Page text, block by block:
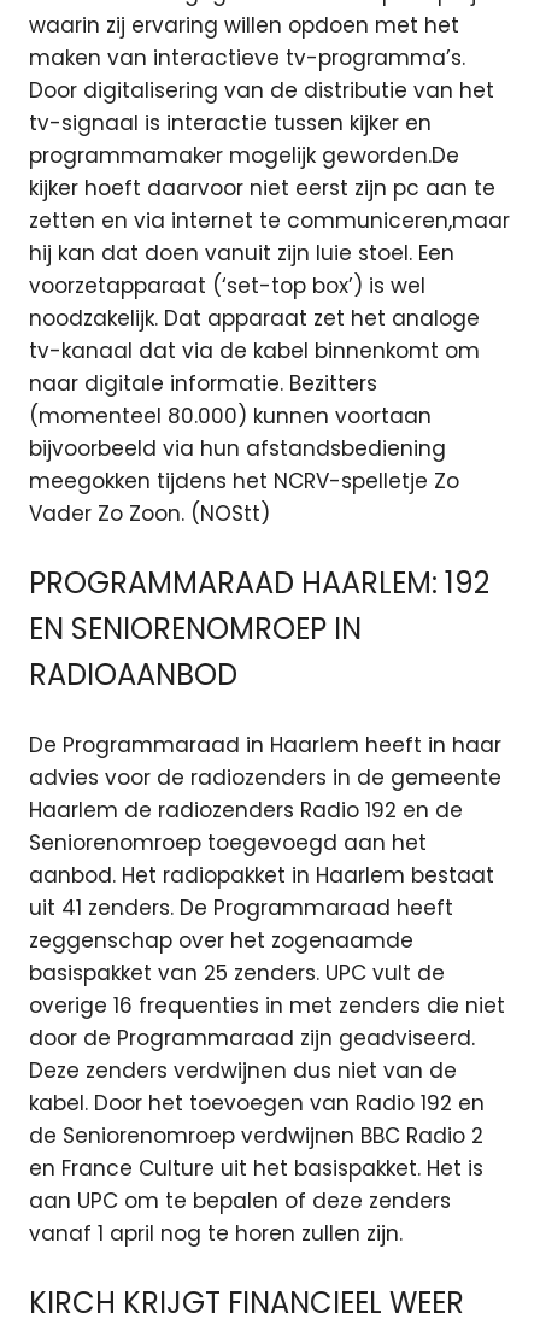
waarin zij ervaring willen opdoen met het
maken van interactieve tv-programma’s.
Door digitalisering van de distributie van het
tv-signaal is interactie tussen kijker en
programmamaker mogelijk geworden.De
kijker hoeft daarvoor niet eerst zijn pc aan te
zetten en via internet te communiceren,maar
hij kan dat doen vanuit zijn luie stoel. Een
voorzetapparaat (‘set-top box’) is wel
noodzakelijk. Dat apparaat zet het analoge
tv-kanaal dat via de kabel binnenkomt om
naar digitale informatie. Bezitters
(momenteel 80.000) kunnen voortaan
bijvoorbeeld via hun afstandsbediening
meegokken tijdens het NCRV-spelletje Zo
Vader Zo Zoon. (NOStt)
PROGRAMMARAAD HAARLEM: 192
EN SENIORENOMROEP IN
RADIOAANBOD
De Programmaraad in Haarlem heeft in haar
advies voor de radiozenders in de gemeente
Haarlem de radiozenders Radio 192 en de
Seniorenomroep toegevoegd aan het
aanbod. Het radiopakket in Haarlem bestaat
uit 41 zenders. De Programmaraad heeft
zeggenschap over het zogenaamde
basispakket van 25 zenders. UPC vult de
overige 16 frequenties in met zenders die niet
door de Programmaraad zijn geadviseerd.
Deze zenders verdwijnen dus niet van de
kabel. Door het toevoegen van Radio 192 en
de Seniorenomroep verdwijnen BBC Radio 2
en France Culture uit het basispakket. Het is
aan UPC om te bepalen of deze zenders
vanaf 1 april nog te horen zullen zijn.
KIRCH KRIJGT FINANCIEEL WEER